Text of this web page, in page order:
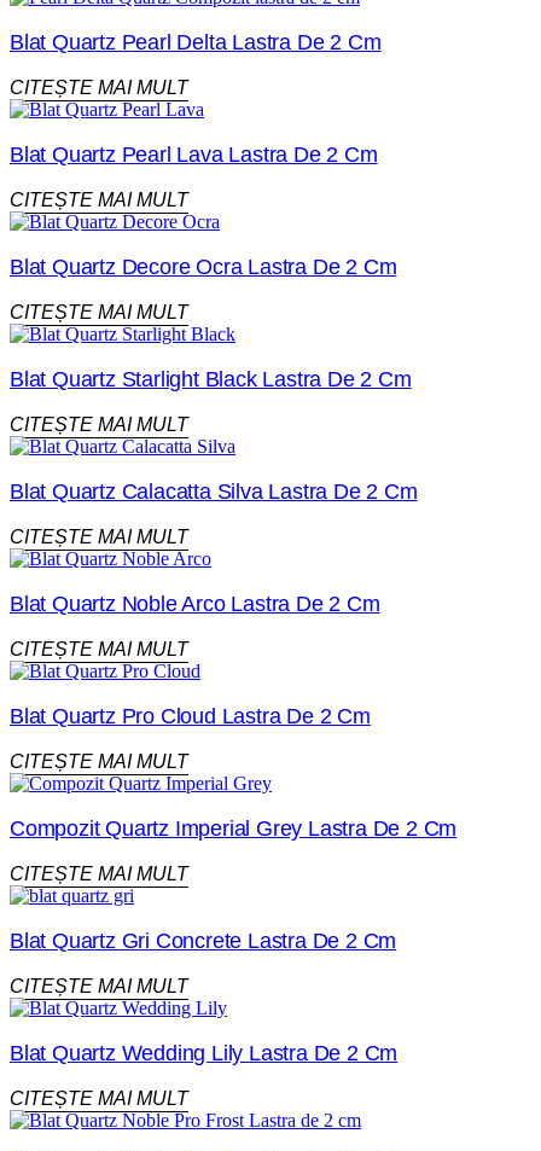
Blat Quartz Pearl Delta Lastra De 2 Cm
CITEȘTE MAI MULT
Blat Quartz Pearl Lava Lastra De 2 Cm
CITEȘTE MAI MULT
Blat Quartz Decore Ocra Lastra De 2 Cm
CITEȘTE MAI MULT
Blat Quartz Starlight Black Lastra De 2 Cm
CITEȘTE MAI MULT
Blat Quartz Calacatta Silva Lastra De 2 Cm
CITEȘTE MAI MULT
Blat Quartz Noble Arco Lastra De 2 Cm
CITEȘTE MAI MULT
Blat Quartz Pro Cloud Lastra De 2 Cm
CITEȘTE MAI MULT
Compozit Quartz Imperial Grey Lastra De 2 Cm
CITEȘTE MAI MULT
Blat Quartz Gri Concrete Lastra De 2 Cm
CITEȘTE MAI MULT
Blat Quartz Wedding Lily Lastra De 2 Cm
CITEȘTE MAI MULT